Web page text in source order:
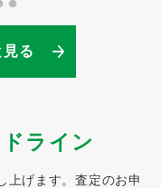
る
ライン
上げます。査定のお申